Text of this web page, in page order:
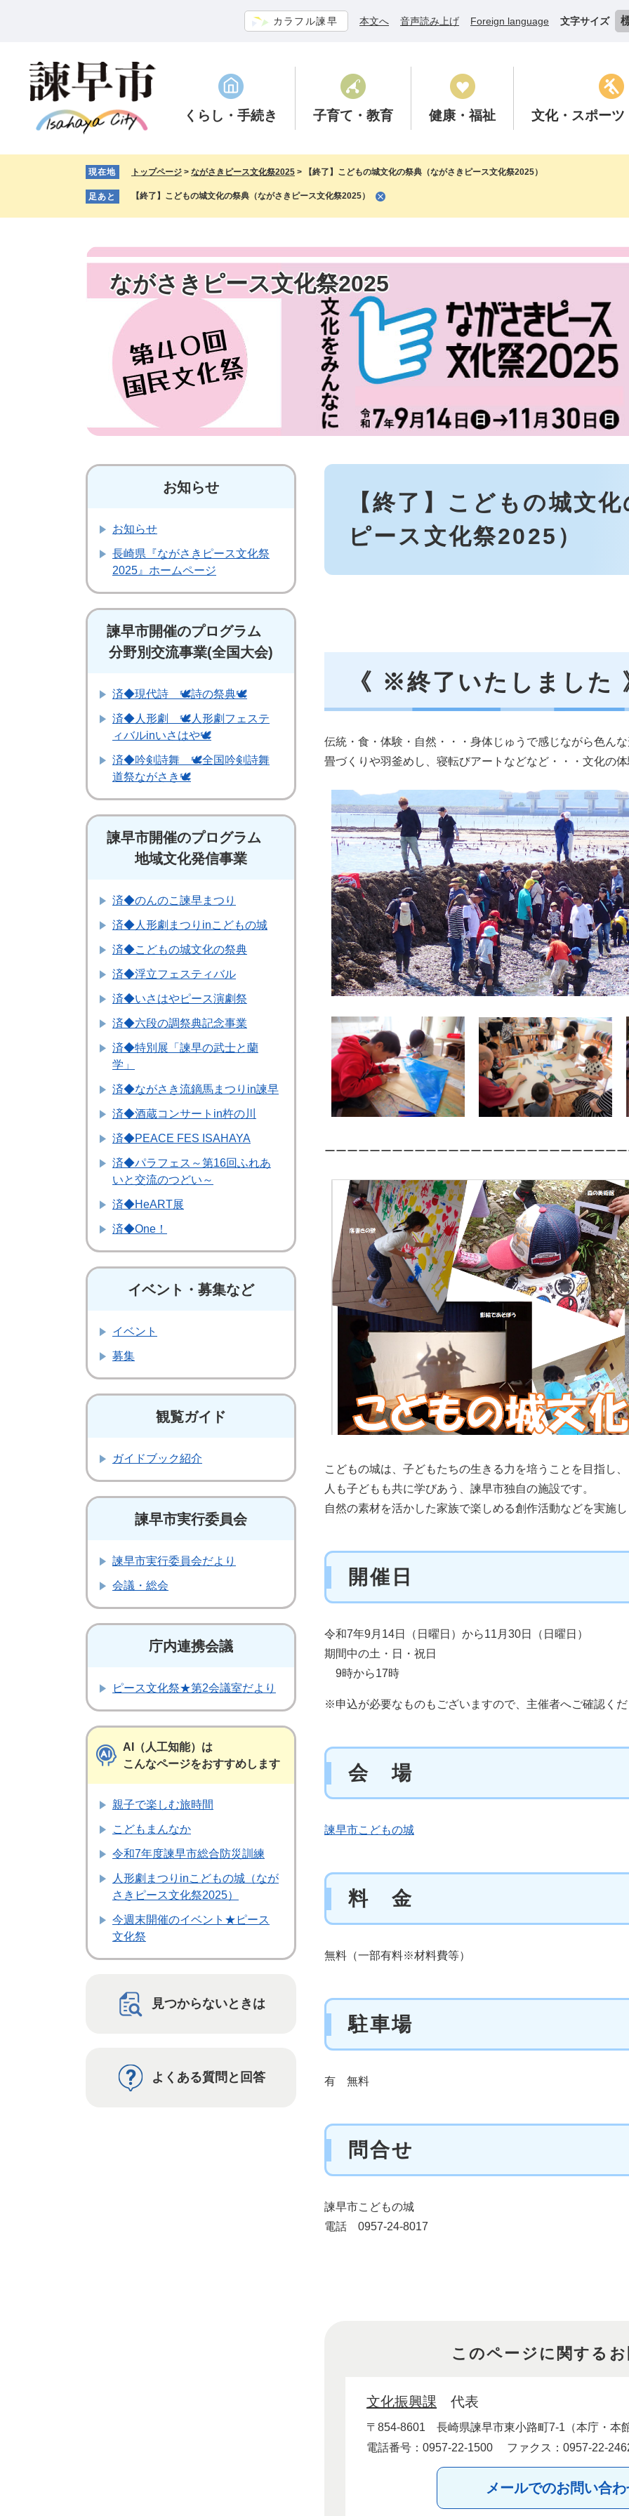
カラフル諫早 本文へ 音声読み上げ Foreign language 文字サイズ
くらし ・手続き 子育て ・教育 健康 ・福祉 文化・スポーツ
現在地 トップページ > ながさきピース文化祭2025 > 【終了】こどもの城文化の祭典（ながさきピース文化祭2025）
足あと 【終了】こどもの城文化の祭典（ながさきピース文化祭2025）
ながさきピース文化祭2025
本
【終了】こどもの城文
ピース文化祭2025）
《 ※終了いたしました
伝統・食・体験・自然・・・身体じゅうで感じながら色ん
畳づくりや羽釜めし、寝転びアートなどなど・・・文化の
ーーーーーーーーーーーーーーーーーーーーーーーーーー
こどもの城は、子どもたちの生きる力を培うことを目指し
人も子どもも共に学びあう、諫早市独自の施設です。
自然の素材を活かした家族で楽しめる創作活動などを実施
開催日
令和7年9月14日（日曜日）から11月30日（日曜日）
期間中の土・日・祝日
9時から17時
※申込が必要なものもございますので、主催者へご確認く
会 場
諫早市こどもの城
料 金
無料（一部有料※材料費等）
駐車場
有 無料
問合せ
諫早市こどもの城
電話 0957-24-8017
このページに関する
文化振興課 代表
〒854-8601
長崎県諫早市東小路町7-1（本庁・本
電話番号：0957-22-1500
ファクス：0957-22-
メールでのお問い合
お知らせ
お知らせ
長崎県『ながさきピース文化祭
2025』ホームページ
諫早市開催のプログラム
分野別交流事業(全国大会)
済◆現代詩 🕊詩の祭典🕊
済◆人形劇 🕊人形劇フェステ
ィバルinいさはや🕊
済◆吟剣詩舞 🕊全国吟剣詩舞
道祭ながさき🕊
諫早市開催のプログラム
地域文化発信事業
済◆のんのこ諫早まつり
済◆人形劇まつりinこどもの城
済◆こどもの城文化の祭典
済◆浮立フェスティバル
済◆いさはやピース演劇祭
済◆六段の調祭典記念事業
済◆特別展「諫早の武士と蘭
学」
済◆ながさき流鏑馬まつりin諫早
済◆酒蔵コンサートin杵の川
済◆PEACE FES ISAHAYA
済◆パラフェス～第16回ふれあ
いと交流のつどい～
済◆HeART展
済◆One！
イベント・募集など
イベント
募集
観覧ガイド
ガイドブック紹介
諫早市実行委員会
諫早市実行委員会だより
会議・総会
庁内連携会議
ピース文化祭★第2会議室だより
AI（人工知能）は
こんなページをおすすめします
親子で楽しむ旅時間
こどもまんなか
令和7年度諫早市総合防災訓練
人形劇まつりinこどもの城（なが
さきピース文化祭2025）
今週末開催のイベント★ピース
文化祭
見つからないときは
よくある質問と回答